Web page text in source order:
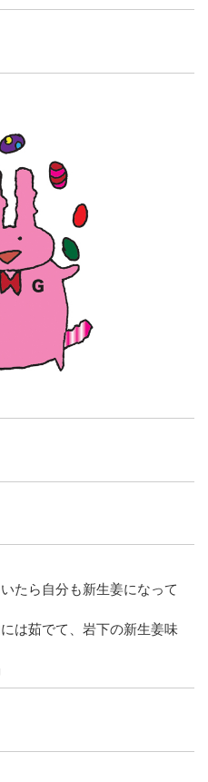
たら自分も新生姜になって
は茹でて、岩下の新生姜味